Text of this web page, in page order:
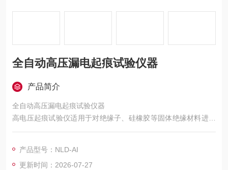
全自动高压漏电起痕试验仪器
产品简介
全自动高压漏电起痕试验仪器
高电压起痕试验仪适用于对绝缘子、硅橡胶等固体绝缘材料进行
耐电痕化和蚀损的试验，模拟在工频（48Hz - 62Hz）下，用液
境条件下使用的电气绝缘材料的耐电痕化和蚀损等级。
产品型号：NLD-AI
更新时间：2026-07-27